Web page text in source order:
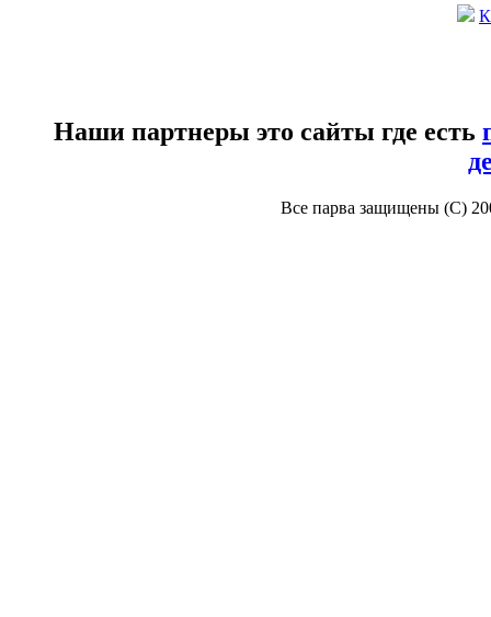
Наши партнеры это сайты где есть
Все парва защищены (С)